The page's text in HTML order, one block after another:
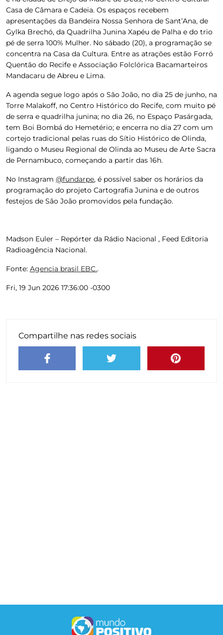
Casa de Câmara e Cadeia. Os espaços recebem
apresentações da Bandeira Nossa Senhora de Sant’Ana, de
Gylka Brechó, da Quadrilha Junina Xapéu de Palha e do trio
pé de serra 100% Mulher. No sábado (20), a programação se
concentra na Casa da Cultura. Entre as atrações estão Forró
Quentão do Recife e Associação Folclórica Bacamarteiros
Mandacaru de Abreu e Lima.
A agenda segue logo após o São João, no dia 25 de junho, na
Torre Malakoff, no Centro Histórico do Recife, com muito pé
de serra e quadrilha junina; no dia 26, no Espaço Pasárgada,
tem Boi Bombá do Hemetério; e encerra no dia 27 com um
cortejo tradicional pelas ruas do Sítio Histórico de Olinda,
ligando o Museu Regional de Olinda ao Museu de Arte Sacra
de Pernambuco, começando a partir das 16h.
No Instagram @fundarpe, é possível saber os horários da
programação do projeto Cartografia Junina e de outros
festejos de São João promovidos pela fundação.
Madson Euler – Repórter da Rádio Nacional , Feed Editoria
Radioagência Nacional.
Fonte: Agencia brasil EBC..
Fri, 19 Jun 2026 17:36:00 -0300
Compartilhe nas redes sociais